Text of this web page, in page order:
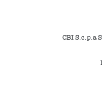
CBI S.c.p.a